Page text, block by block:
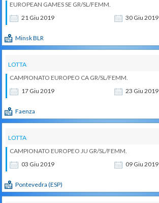
21 Giu 2019 30 Giu 2019
EUROPEAN GAMES SE GR/SL/FEMM.
Minsk BLR
LOTTA
17 Giu 2019 23 Giu 2019
CAMPIONATO EUROPEO CA GR/SL/FEMM.
Faenza
LOTTA
03 Giu 2019 09 Giu 2019
CAMPIONATO EUROPEO JU GR/SL/FEMM.
Pontevedra (ESP)